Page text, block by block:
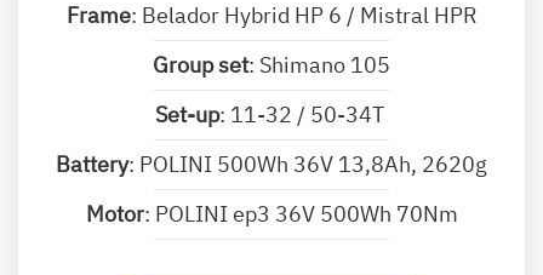
Frame: Belador Hybrid HP 6 / Mistral HPR
Group set: Shimano 105
Set-up: 11-32 / 50-34T
Battery: POLINI 500Wh 36V 13,8Ah, 2620g
Motor: POLINI ep3 36V 500Wh 70Nm